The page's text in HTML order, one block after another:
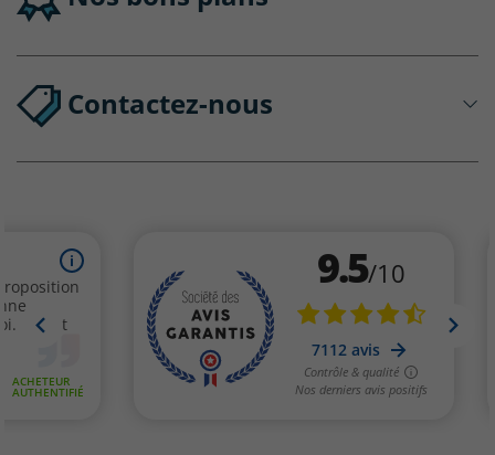
(1 avis)
Contactez-nous